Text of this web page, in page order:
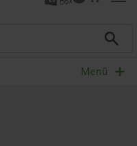
Menü